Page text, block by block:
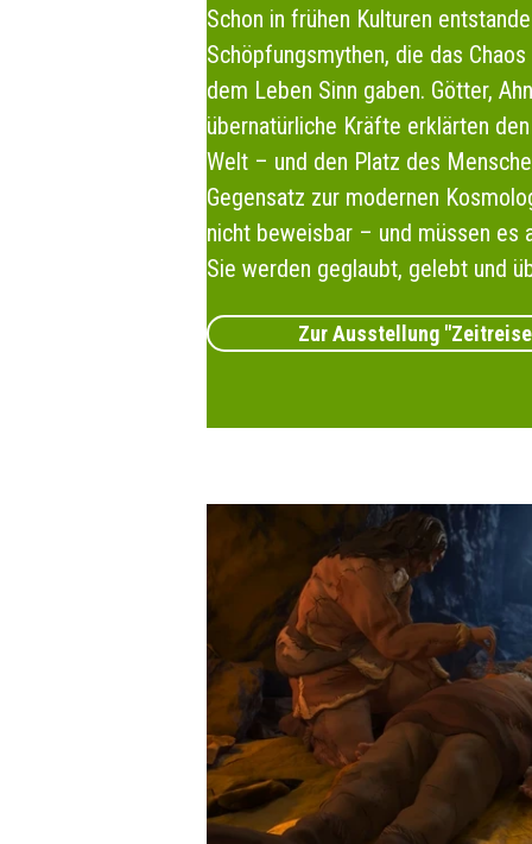
Schon in frühen Kulturen
Schöpfungsmythen, die das
dem Leben Sinn gaben. Götter,
übernatürliche Kräfte erklärten
Welt – und den Platz des
Gegensatz zur modernen
nicht beweisbar – und müssen es
Sie werden geglaubt, gelebt und
Zur Ausstellung